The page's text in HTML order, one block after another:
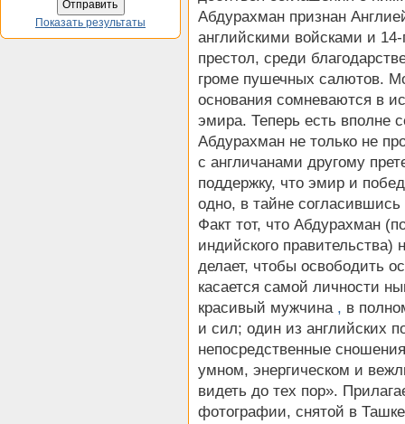
Показать результаты
Абдурахман признан
английскими войсками и
престол, среди
громе пушечных салютов.
основания сомневаются в
эмира. Теперь есть вполне
Абдурахман не только не
с англичанами другому
поддержку, что эмир и
одно, в тайне
Факт тот, что Абдурахман
индийского правительства)
делает, чтобы освободить
касается самой личности
красивый мужчина , в
и сил; один из английских
непосредственные
умном, энергическом и
видеть до тех пор».
фотографии, снятой в